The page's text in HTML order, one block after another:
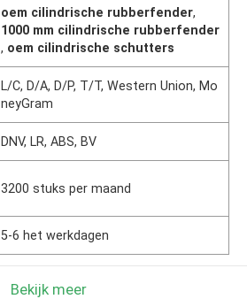
oem cilindrische rubberfender,
1000 mm cilindrische rubberfender
, oem cilindrische schutters
L/C, D/A, D/P, T/T, Western Union, Mo
neyGram
DNV, LR, ABS, BV
3200 stuks per maand
5-6 het werkdagen
Bekijk meer